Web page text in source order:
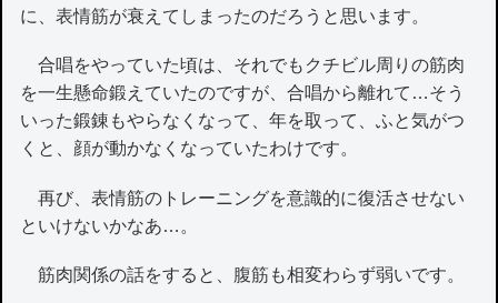
に、表情筋が衰えてしまったのだろうと思います。
合唱をやっていた頃は、それでもクチビル周りの筋肉
を一生懸命鍛えていたのですが、合唱から離れて…そう
いった鍛錬もやらなくなって、年を取って、ふと気がつ
くと、顔が動かなくなっていたわけです。
再び、表情筋のトレーニングを意識的に復活させない
といけないかなあ…。
筋肉関係の話をすると、腹筋も相変わらず弱いです。